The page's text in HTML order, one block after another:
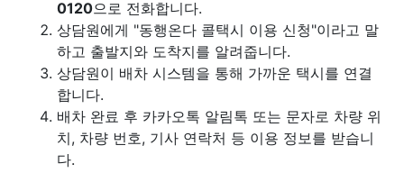
0120으로 전화합니다.
상담원에게 "동행온다 콜택시 이용 신청"이라고 말
하고 출발지와 도착지를 알려줍니다.
상담원이 배차 시스템을 통해 가까운 택시를 연결
합니다.
배차 완료 후 카카오톡 알림톡 또는 문자로 차량 위
치, 차량 번호, 기사 연락처 등 이용 정보를 받습니
다.